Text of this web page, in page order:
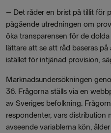
– Det råder en brist på tillit för
pågående utredningen om
öka transparensen för de
lättare att se att råd baseras
istället för intjänad provision,
Marknadsundersökningen
36. Frågorna ställs via en
av Sveriges befolkning.
respondenter, vars distribution
avseende variablerna kön,